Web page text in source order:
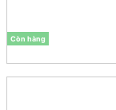
Còn hàng